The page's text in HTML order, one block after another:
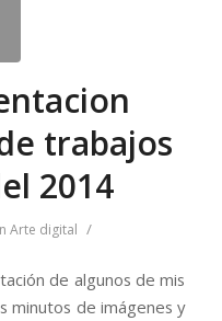
trabajos
2014
Arte digital /
de algunos de mis
minutos de imágenes y